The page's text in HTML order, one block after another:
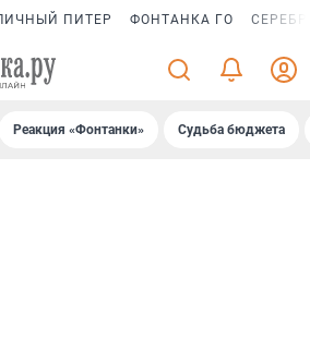
ПИТЕР ФОНТАНКА ГО
Реакция «Фонтанки» Судьба бюджета